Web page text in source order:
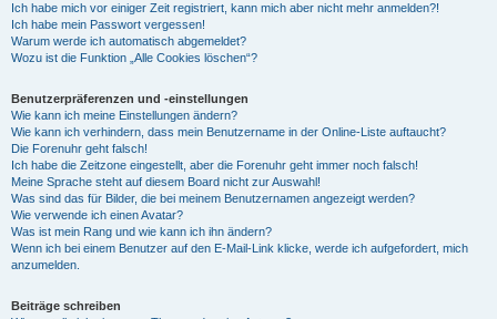
Ich habe mich vor einiger Zeit registriert, kann mich aber nicht mehr anmelden?!
Ich habe mein Passwort vergessen!
Warum werde ich automatisch abgemeldet?
Wozu ist die Funktion „Alle Cookies löschen“?
Benutzerpräferenzen und -einstellungen
Wie kann ich meine Einstellungen ändern?
Wie kann ich verhindern, dass mein Benutzername in der Online-Liste auftaucht?
Die Forenuhr geht falsch!
Ich habe die Zeitzone eingestellt, aber die Forenuhr geht immer noch falsch!
Meine Sprache steht auf diesem Board nicht zur Auswahl!
Was sind das für Bilder, die bei meinem Benutzernamen angezeigt werden?
Wie verwende ich einen Avatar?
Was ist mein Rang und wie kann ich ihn ändern?
Wenn ich bei einem Benutzer auf den E-Mail-Link klicke, werde ich aufgefordert, mich
anzumelden.
Beiträge schreiben